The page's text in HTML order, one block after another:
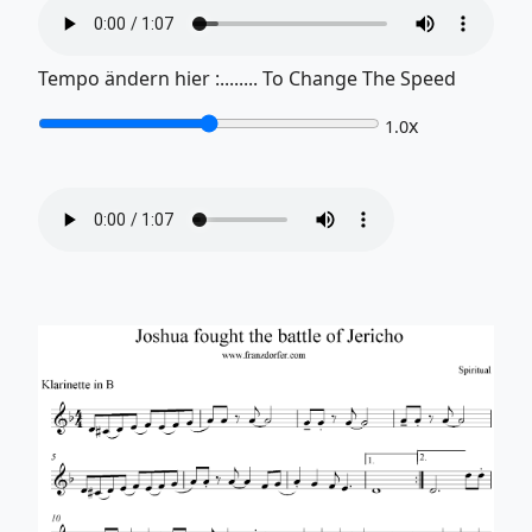
Tempo ändern hier :........ To Change The Speed
1.0x